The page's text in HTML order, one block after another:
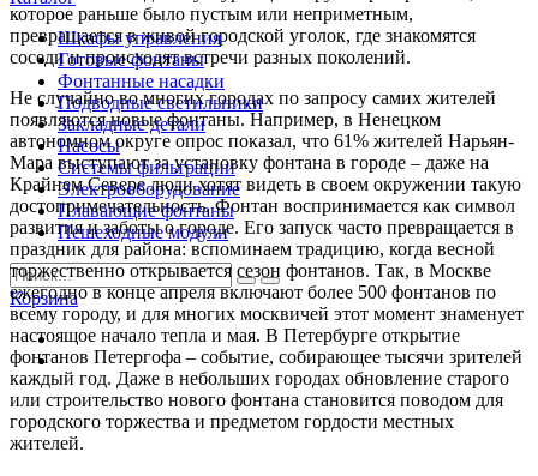
Шкафы управления
Готовые фонтаны
Фонтанные насадки
Подводные светильники
Закладные детали
Насосы
Системы фильтрации
Электрооборудование
Плавающие фонтаны
Пешеходные модули
Корзина
которое раньше было пустым или неприметным,
превращается в живой городской уголок, где знакомятся
соседи и происходят встречи разных поколений.
Не случайно во многих городах по запросу самих жителей
появляются новые фонтаны. Например, в Ненецком
автономном округе опрос показал, что 61% жителей Нарьян-
Мара выступают за установку фонтана в городе – даже на
Крайнем Севере люди хотят видеть в своем окружении такую
достопримечательность. Фонтан воспринимается как символ
развития и заботы о городе. Его запуск часто превращается в
праздник для района: вспоминаем традицию, когда весной
торжественно открывается сезон фонтанов. Так, в Москве
ежегодно в конце апреля включают более 500 фонтанов по
всему городу, и для многих москвичей этот момент знаменует
настоящое начало тепла и мая. В Петербурге открытие
фонтанов Петергофа – событие, собирающее тысячи зрителей
каждый год. Даже в небольших городах обновление старого
или строительство нового фонтана становится поводом для
городского торжества и предметом гордости местных
жителей.